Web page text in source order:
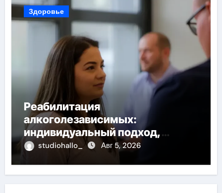
Здоровье
Реабилитация
алкоголезависимых:
индивидуальный подход,
психотерапия, ресоциализация
studiohallo_ Авг 5, 2026